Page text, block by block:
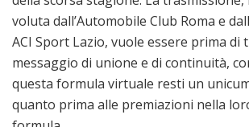
voluta dall’Automobile Club Roma e
ACI Sport Lazio, vuole essere prima di
messaggio di unione e di continuità,
questa formula virtuale resti un
quanto prima alle premiazioni nella